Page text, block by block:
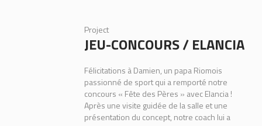
Project
JEU-CONCOURS / ELANCIA
Félicitations à Damien, un papa Riomois
passionné de sport qui a remporté notre
concours « Fête des Pères » avec Elancia !
Après une visite guidée de la salle et une
présentation du concept, notre coach lui a